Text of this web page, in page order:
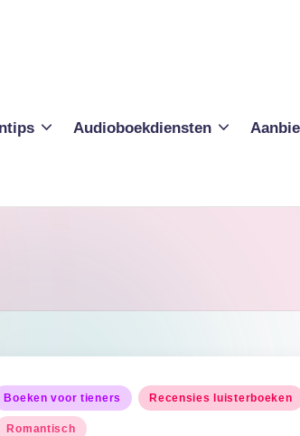
Audioboekdiensten
Boeken voor tieners Recensies luisterboeken
Romantisch